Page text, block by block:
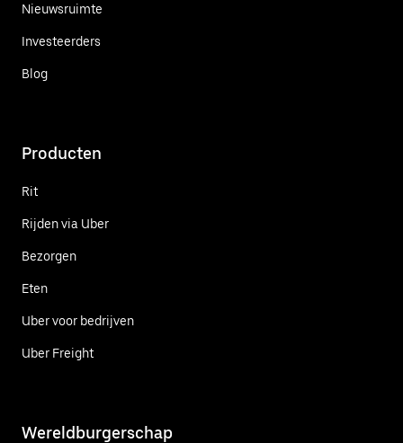
Nieuwsruimte
Investeerders
Blog
Producten
Rit
Rijden via Uber
Bezorgen
Eten
Uber voor bedrijven
Uber Freight
Wereldburgerschap